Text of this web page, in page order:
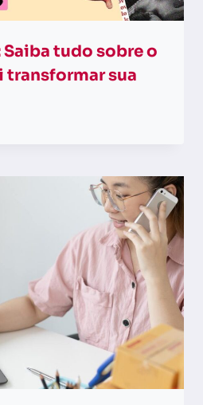
Saiba tudo sobre o
transformar sua